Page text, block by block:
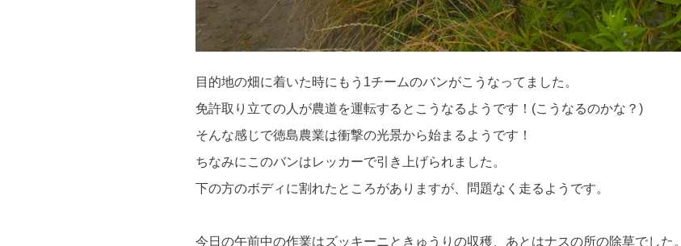
目的地の畑に着いた時にもう1チームのバンがこうなってました。
免許取り立ての人が農道を運転するとこうなるようです！(こうなるのかな？)
そんな感じで徳島農業は衝撃の光景から始まるようです！
ちなみにこのバンはレッカーで引き上げられました。
下の方のボディに割れたところがありますが、問題なく走るようです。
今日の午前中の作業はズッキーニときゅうりの収穫、あとはナスの所の除草でした。